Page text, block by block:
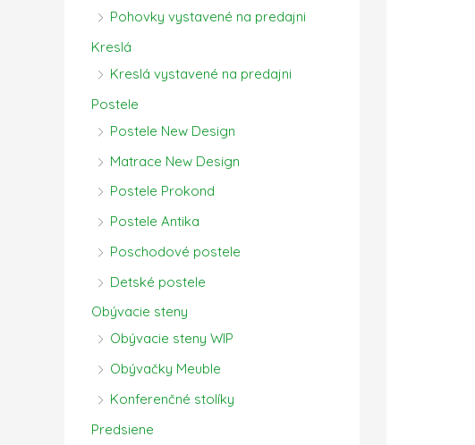
Pohovky vystavené na predajni
Kreslá
Kreslá vystavené na predajni
Postele
Postele New Design
Matrace New Design
Postele Prokond
Postele Antika
Poschodové postele
Detské postele
Obývacie steny
Obývacie steny WIP
Obývačky Meuble
Konferenčné stolíky
Predsiene